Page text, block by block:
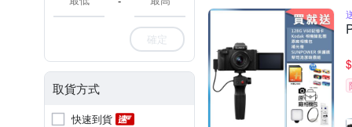
確定
取貨方式
快速到貨
$